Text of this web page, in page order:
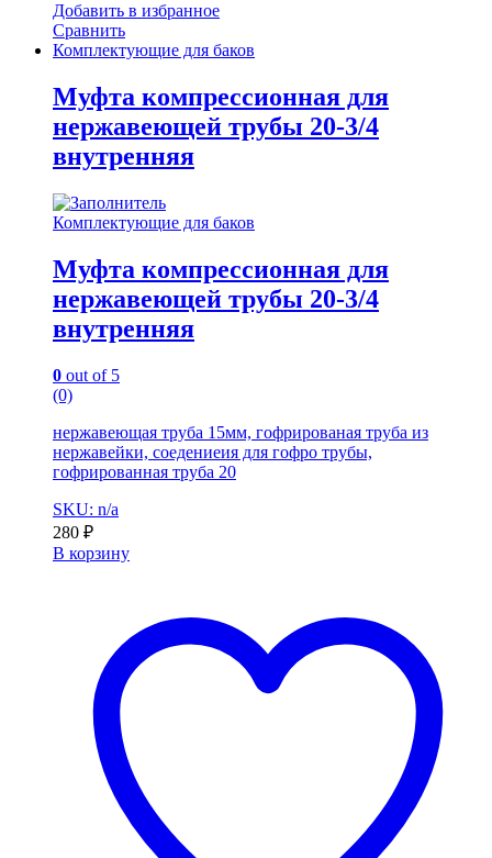
Добавить в избранное
Сравнить
Комплектующие для баков
Муфта компрессионная для
нержавеющей трубы 20-3/4
внутренняя
Комплектующие для баков
Муфта компрессионная для
нержавеющей трубы 20-3/4
внутренняя
0 out of 5
(0)
нержавеющая труба 15мм, гофрированая труба из
нержавейки, соедениеия для гофро трубы,
гофрированная труба 20
SKU: n/a
280 ₽
В корзину